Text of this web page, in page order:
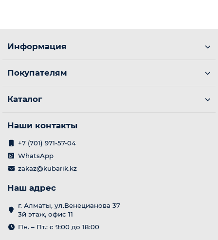
Информация
Покупателям
Каталог
Наши контакты
+7 (701) 971-57-04
WhatsApp
zakaz@kubarik.kz
Наш адрес
г. Алматы, ул.Венецианова 37
3й этаж, офис 11
Пн. – Пт.: с 9:00 до 18:00